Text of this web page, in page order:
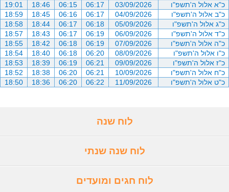
כ"א אלול ה'תשפ"ו
03/09/2026
06:17
06:15
18:46
19:01
כ"ב אלול ה'תשפ"ו
04/09/2026
06:17
06:16
18:45
18:59
כ"ג אלול ה'תשפ"ו
05/09/2026
06:18
06:17
18:44
18:58
כ"ד אלול ה'תשפ"ו
06/09/2026
06:19
06:17
18:43
18:57
כ"ה אלול ה'תשפ"ו
07/09/2026
06:19
06:18
18:42
18:55
כ"ו אלול ה'תשפ"ו
08/09/2026
06:20
06:18
18:40
18:54
כ"ז אלול ה'תשפ"ו
09/09/2026
06:21
06:19
18:39
18:53
כ"ח אלול ה'תשפ"ו
10/09/2026
06:21
06:20
18:38
18:52
כ"ט אלול ה'תשפ"ו
11/09/2026
06:22
06:20
18:36
18:50
לוח שנה
לוח שנה שנתי
לוח חגים ומועדים